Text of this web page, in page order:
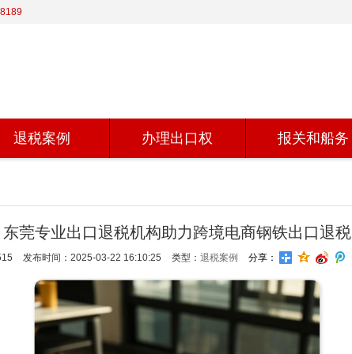
退税案例 办理出口权 报关和船务
东莞专业出口退税机构助力跨境电商钢铁出口退税
发布时间：2025-03-22 16:10:25 类型： 退税案例 分享：